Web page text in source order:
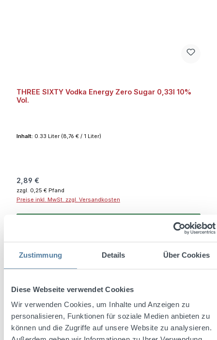
Zustimmung Details Über Cookies
Diese Webseite verwendet Cookies
Wir verwenden Cookies, um Inhalte und Anzeigen zu
personalisieren, Funktionen für soziale Medien anbieten zu
können und die Zugriffe auf unsere Website zu analysieren.
THREE SIXTY Vodka Energy Zero Sugar 0,33l 10%
Vol.
Inhalt: 0.33 Liter (8,76 € / 1 Liter)
Regulärer Preis:
2,89 €
zzgl. 0,25 € Pfand
Preise inkl. MwSt. zzgl. Versandkosten
Tipp